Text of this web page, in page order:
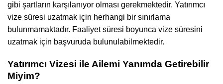
gibi şartların karşılanıyor olması gerekmektedir. Yatırımcı
vize süresi uzatmak için herhangi bir sınırlama
bulunmamaktadır. Faaliyet süresi boyunca vize süresini
uzatmak için başvuruda bulunulabilmektedir.
Yatırımcı Vizesi ile Ailemi Yanımda Getirebilir
Miyim?